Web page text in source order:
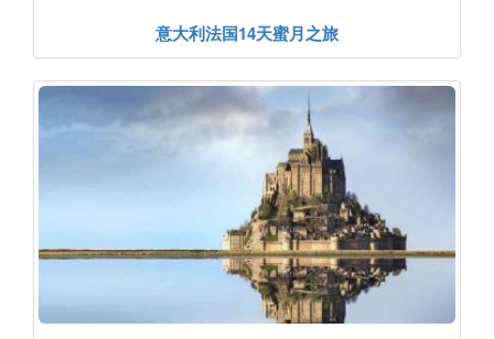
意大利法国14天蜜月之旅